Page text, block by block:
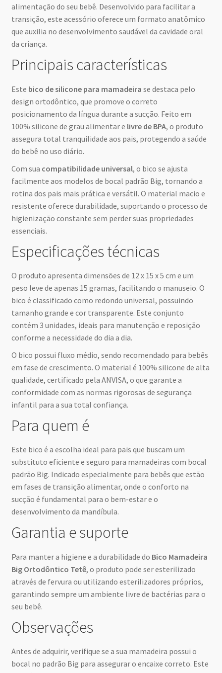
alimentação do seu bebê. Desenvolvido para facilitar a
transição, este acessório oferece um formato anatômico
que auxilia no desenvolvimento saudável da cavidade oral
da criança.
Principais características
Este bico de silicone para mamadeira se destaca pelo
design ortodôntico, que promove o correto
posicionamento da língua durante a sucção. Feito em
100% silicone de grau alimentar e livre de BPA, o produto
assegura total tranquilidade aos pais, protegendo a saúde
do bebê no uso diário.
Com sua compatibilidade universal, o bico se ajusta
facilmente aos modelos de bocal padrão Big, tornando a
rotina dos pais mais prática e versátil. O material macio e
resistente oferece durabilidade, suportando o processo de
higienização constante sem perder suas propriedades
essenciais.
Especificações técnicas
O produto apresenta dimensões de 12 x 15 x 5 cm e um
peso leve de apenas 15 gramas, facilitando o manuseio. O
bico é classificado como redondo universal, possuindo
tamanho grande e cor transparente. Este conjunto
contém 3 unidades, ideais para manutenção e reposição
conforme a necessidade do dia a dia.
O bico possui fluxo médio, sendo recomendado para bebês
em fase de crescimento. O material é 100% silicone de alta
qualidade, certificado pela ANVISA, o que garante a
conformidade com as normas rigorosas de segurança
infantil para a sua total confiança.
Para quem é
Este bico é a escolha ideal para pais que buscam um
substituto eficiente e seguro para mamadeiras com bocal
padrão Big. Indicado especialmente para bebês que estão
em fases de transição alimentar, onde o conforto na
sucção é fundamental para o bem-estar e o
desenvolvimento da mandíbula.
Garantia e suporte
Para manter a higiene e a durabilidade do Bico Mamadeira
Big Ortodôntico Tetê, o produto pode ser esterilizado
através de fervura ou utilizando esterilizadores próprios,
garantindo sempre um ambiente livre de bactérias para o
seu bebê.
Observações
Antes de adquirir, verifique se a sua mamadeira possui o
bocal no padrão Big para assegurar o encaixe correto. Este